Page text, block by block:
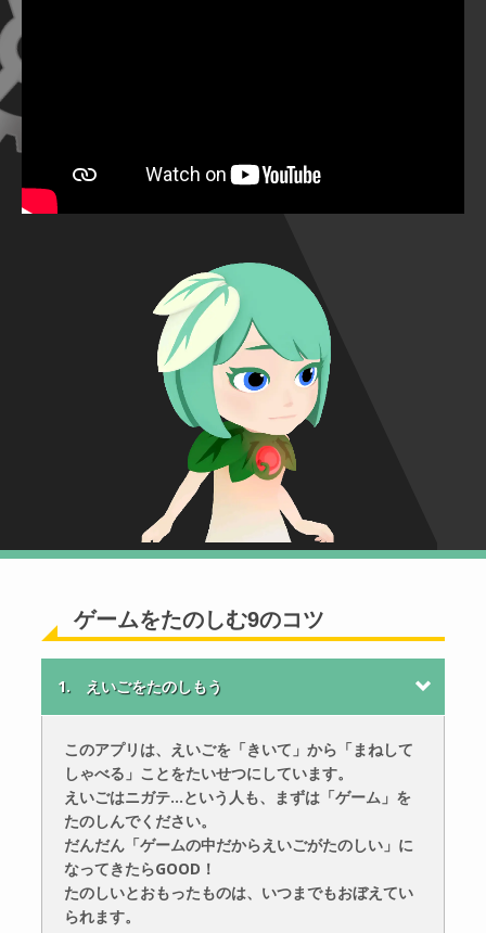
ゲームをたのしむ9のコツ
1. えいごをたのしもう
このアプリは、えいごを「きいて」から「まねして
しゃべる」ことをたいせつにしています。
えいごはニガテ…という人も、まずは「ゲーム」を
たのしんでください。
だんだん「ゲームの中だからえいごがたのしい」に
なってきたらGOOD！
たのしいとおもったものは、いつまでもおぼえてい
られます。